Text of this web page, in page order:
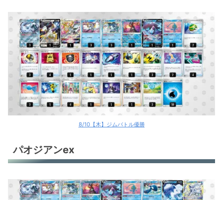
8/10【木】ジムバトル優勝
パオジアンex